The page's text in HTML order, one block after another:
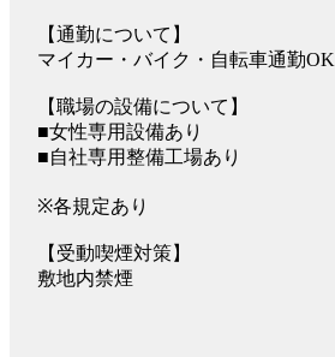
【通勤について】
マイカー・バイク・自転車通勤OK
【職場の設備について】
■女性専用設備あり
■自社専用整備工場あり
※各規定あり
【受動喫煙対策】
敷地内禁煙